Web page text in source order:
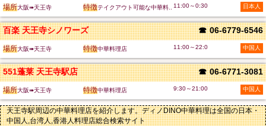
場所大阪➠天王寺 特徴テイクアウト可能な中華料.. 11:00～0:30 日本人
百楽 天王寺シノワーズ ☎ 06-6779-6546
場所大阪➠天王寺 特徴中華料理店 11:00～22:0 中国人
551蓬莱 天王寺駅店 ☎ 06-6771-3081
場所大阪➠天王寺 特徴中華料理店 9:30～21:00 中国人
天王寺駅周辺の中華料理店を紹介します。ディノDINO中華料理は全国の日本・
中国人,台湾人,香港人料理店総合検索サイト